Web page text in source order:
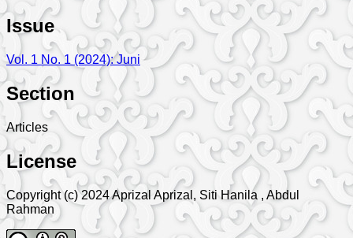
Issue
Vol. 1 No. 1 (2024): Juni
Section
Articles
License
Copyright (c) 2024 Aprizal Aprizal, Siti Hanila , Abdul
Rahman